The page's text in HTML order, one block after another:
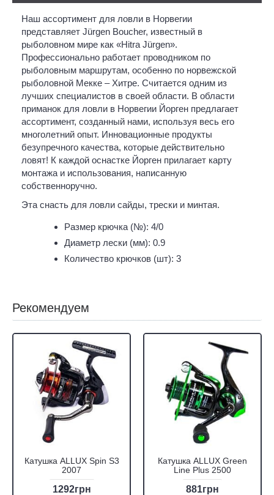
Наш ассортимент для ловли в Норвегии
представляет Jürgen Boucher, известный в
рыболовном мире как «Hitra Jürgen».
Профессионально работает проводником по
рыболовным маршрутам, особенно по норвежской
рыболовной Мекке – Хитре. Считается одним из
лучших специалистов в своей области. В области
приманок для ловли в Норвегии Йорген предлагает
ассортимент, созданный нами, используя весь его
многолетний опыт. Инновационные продукты
безупречного качества, которые действительно
ловят! К каждой оснастке Йорген прилагает карту
монтажа и использования, написанную
собственноручно.
Эта снасть для ловли сайды, трески и минтая.
Размер крючка (№): 4/0
Диаметр лески (мм): 0.9
Количество крючков (шт): 3
Рекомендуем
Катушка ALLUX Spin S3
2007
1292грн
Катушка ALLUX Green
Line Plus 2500
881грн